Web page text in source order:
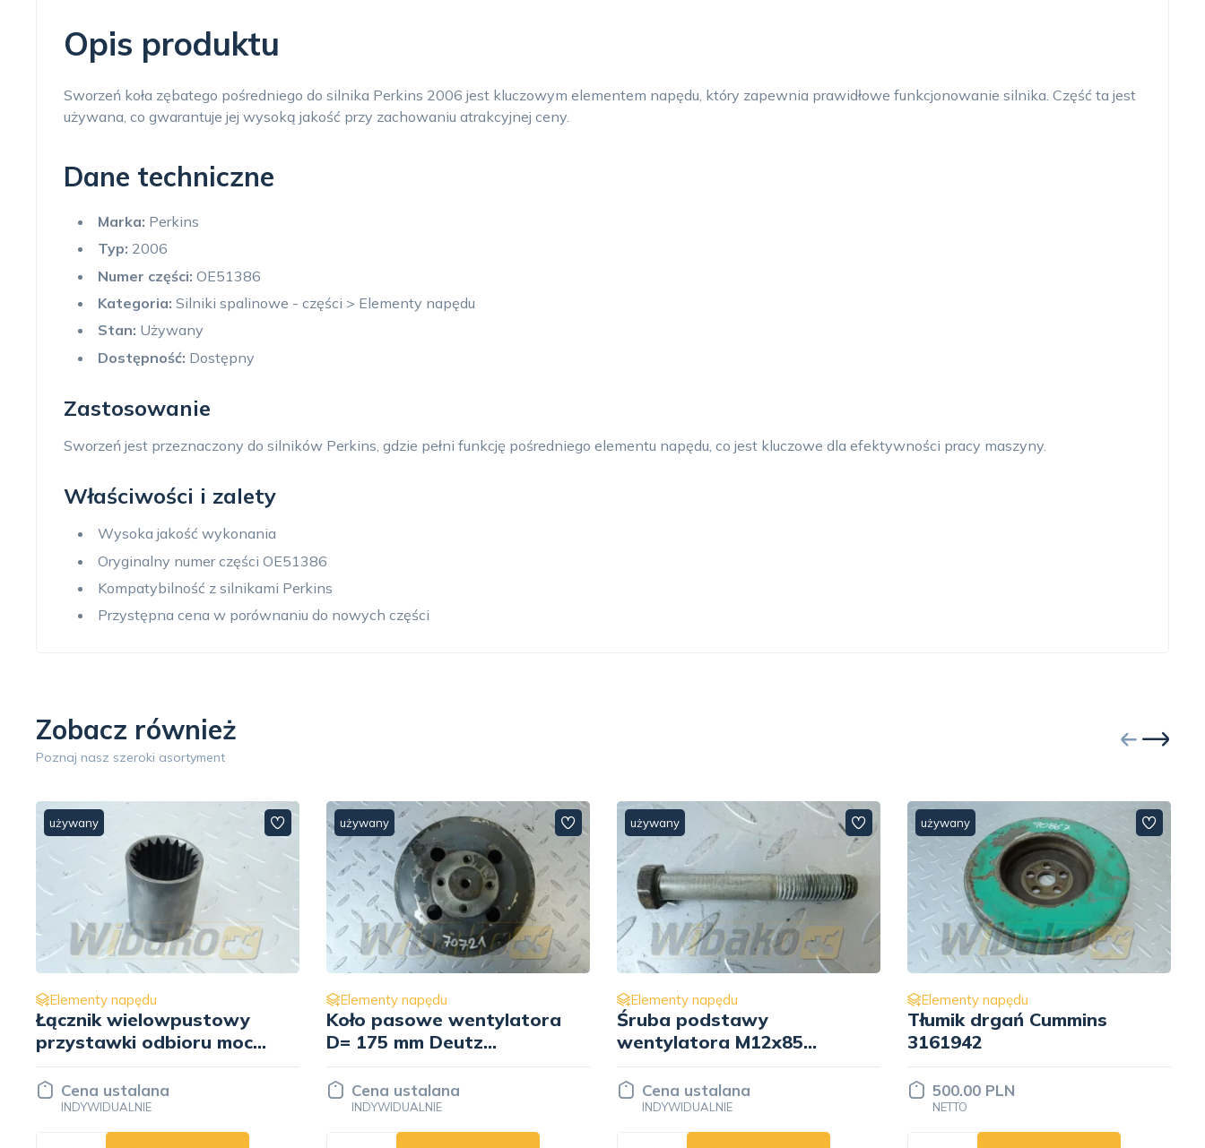
Opis produktu
Sworzeń koła zębatego pośredniego do silnika Perkins 2006 jest kluczowym elementem napędu, który zapewnia prawidłowe funkcjonowanie silnika. Część ta jest
używana, co gwarantuje jej wysoką jakość przy zachowaniu atrakcyjnej ceny.
Dane techniczne
Marka: Perkins
Typ: 2006
Numer części: OE51386
Kategoria: Silniki spalinowe - części > Elementy napędu
Stan: Używany
Dostępność: Dostępny
Zastosowanie
Sworzeń jest przeznaczony do silników Perkins, gdzie pełni funkcję pośredniego elementu napędu, co jest kluczowe dla efektywności pracy maszyny.
Właściwości i zalety
Wysoka jakość wykonania
Oryginalny numer części OE51386
Kompatybilność z silnikami Perkins
Przystępna cena w porównaniu do nowych części
Zobacz również
Poznaj nasz szeroki asortyment
używany
Elementy napędu
Koło pasowe wentylatora
D= 175 mm Deutz
04285765
Cena ustalana
INDYWIDUALNIE
używany
Elementy napędu
Śruba podstawy
wentylatora M12x85
Deutz 01148169
Cena ustalana
INDYWIDUALNIE
używany
Elementy napędu
Tłumik drgań Cummins
3161942
500.00 PLN
NETTO
używany
Elementy napędu
Koło zębate napędu
pompy hydraulicznej Z= 40
Cummins 3028422
Cena ustalana
INDYWIDUALNIE